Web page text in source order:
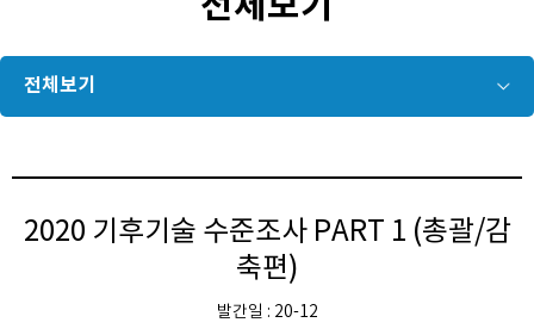
전체보기
2020 기후기술 수준조사 PART 1 (총괄/감
축편)
발간일 : 20-12